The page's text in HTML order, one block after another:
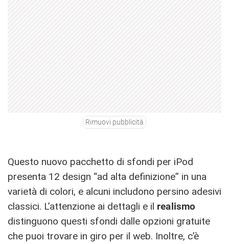
Rimuovi pubblicità
Questo nuovo pacchetto di sfondi per iPod
presenta 12 design “ad alta definizione” in una
varietà di colori, e alcuni includono persino adesivi
classici. L’attenzione ai dettagli e il realismo
distinguono questi sfondi dalle opzioni gratuite
che puoi trovare in giro per il web. Inoltre, c’è